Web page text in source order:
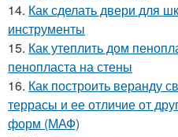
14. Как сделать двери для
инструменты
15. Как утеплить дом
пенопласта на стены
16. Как построить веранду
террасы и ее отличие от
форм (МАФ)